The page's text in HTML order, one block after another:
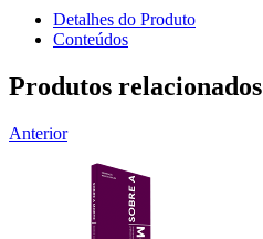
Detalhes do Produto
Conteúdos
Produtos relacionados
Anterior